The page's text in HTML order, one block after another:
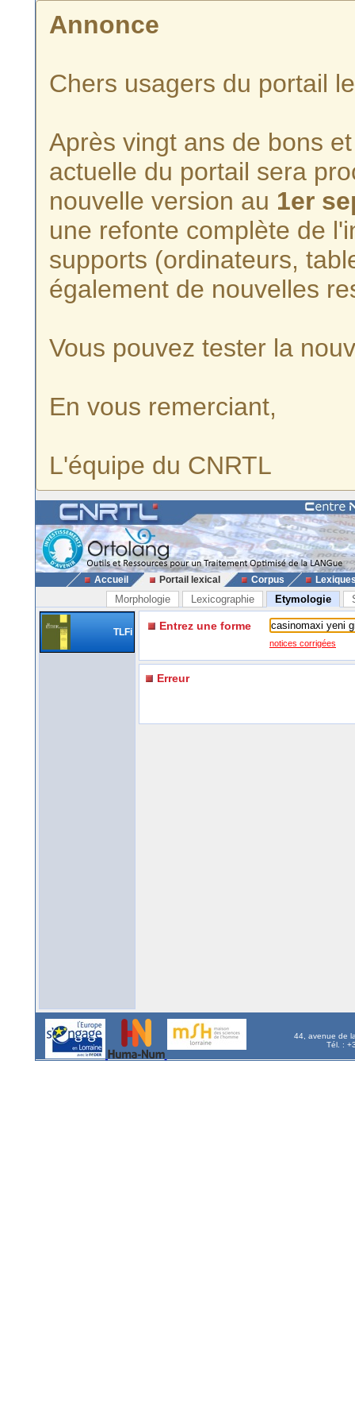
Annonce
Chers usagers du portail
Après vingt ans de bons
actuelle du portail sera
nouvelle version au 1er
une refonte complète de
supports (ordinateurs,
également de nouvelles
Vous pouvez tester la
En vous remerciant,
L'équipe du CNRTL
Accueil Portail lexical Corpus
Morphologie Lexicographie Etymologie
TLFi Entrez une forme
notices corrigées
Erreur
44, avenue de
Tél. :